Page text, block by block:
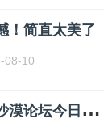
！简直太美了
08-10
第
五届库布其国际沙漠论坛今日举行